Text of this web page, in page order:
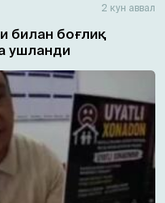
2 кун аввал
билан боғлиқ
ушланди